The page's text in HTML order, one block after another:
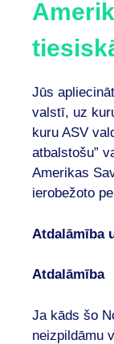
Jūs
valstī, uz
kuru ASV
atbalstošu”
Amerikas
ierobežoto
Atdalāmība
Atdalāmība
Ja kāds šo
neizpildāmu